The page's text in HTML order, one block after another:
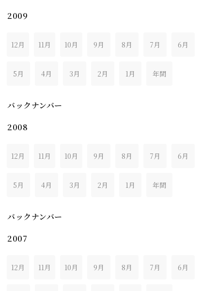
2009
12月 11月 10月 9月 8月 7月 6月
5月 4月 3月 2月 1月 年間
バックナンバー
2008
12月 11月 10月 9月 8月 7月 6月
5月 4月 3月 2月 1月 年間
バックナンバー
2007
12月 11月 10月 9月 8月 7月 6月